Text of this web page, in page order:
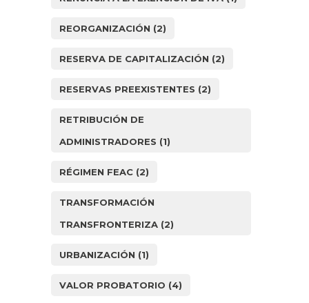
REORGANIZACIÓN (2)
RESERVA DE CAPITALIZACIÓN (2)
RESERVAS PREEXISTENTES (2)
RETRIBUCIÓN DE
ADMINISTRADORES (1)
RÉGIMEN FEAC (2)
TRANSFORMACIÓN
TRANSFRONTERIZA (2)
URBANIZACIÓN (1)
VALOR PROBATORIO (4)